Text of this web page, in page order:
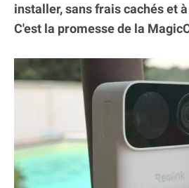
installer, sans frais cachés et
C'est la promesse de la